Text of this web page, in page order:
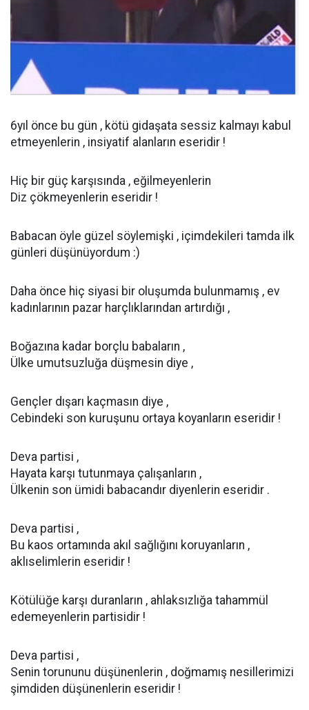
6yıl önce bu gün , kötü gidaşata sessiz kalmayı kabul
etmeyenlerin , insiyatif alanların eseridir !
Hiç bir güç karşısında , eğilmeyenlerin
Diz çökmeyenlerin eseridir !
Babacan öyle güzel söylemişki , içimdekileri tamda ilk
günleri düşünüyordum :)
Daha önce hiç siyasi bir oluşumda bulunmamış , ev
kadınlarının pazar harçlıklarından artırdığı ,
Boğazına kadar borçlu babaların ,
Ülke umutsuzluğa düşmesin diye ,
Gençler dışarı kaçmasın diye ,
Cebindeki son kuruşunu ortaya koyanların eseridir !
Deva partisi ,
Hayata karşı tutunmaya çalışanların ,
Ülkenin son ümidi babacandır diyenlerin eseridir .
Deva partisi ,
Bu kaos ortamında akıl sağlığını koruyanların ,
aklıselimlerin eseridir !
Kötülüğe karşı duranların , ahlaksızlığa tahammül
edemeyenlerin partisidir !
Deva partisi ,
Senin torununu düşünenlerin , doğmamış nesillerimizi
şimdiden düşünenlerin eseridir !